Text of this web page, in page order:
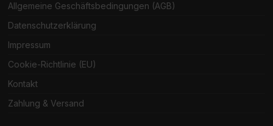
Allgemeine Geschäftsbedingungen (AGB)
Datenschutzerklärung
Impressum
Cookie-Richtlinie (EU)
Kontakt
Zahlung & Versand